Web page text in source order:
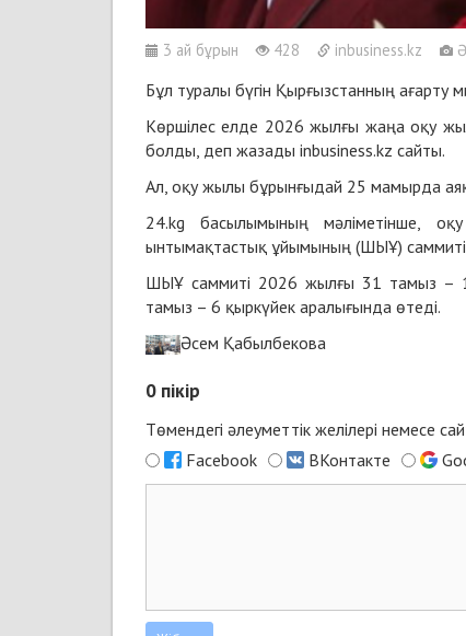
3 ай бұрын 428 inbusiness.kz
Бұл туралы бүгін Қырғызстанның ағарту
Көршілес елде 2026 жылғы жаңа оқу
болды, деп жазады inbusiness.kz сайты.
Ал, оқу жылы бұрынғыдай 25 мамырда
24.kg басылымының мәліметінше,
ынтымақтастық ұйымының (ШЫҰ) саммиті
ШЫҰ саммиті 2026 жылғы 31 тамыз – 1
тамыз – 6 қыркүйек аралығында өтеді.
Әсем Қабылбекова
0 пікір
Төмендегі әлеуметтік желілері немесе
Facebook
ВКонтакте